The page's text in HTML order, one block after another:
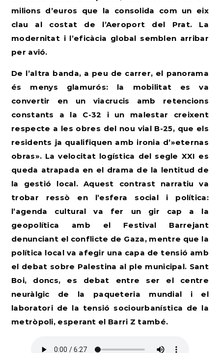
milions d’euros que la consolida com un eix
clau al costat de l’Aeroport del Prat. La
modernitat i l’eficàcia global semblen arribar
per avió.
De l’altra banda, a peu de carrer, el panorama
és menys glamurós: la mobilitat es va
convertir en un viacrucis amb retencions
constants a la C-32 i un malestar creixent
respecte a les obres del nou vial B-25, que els
residents ja qualifiquen amb ironia d’»eternas
obras». La velocitat logística del segle XXI es
queda atrapada en el drama de la lentitud de
la gestió local. Aquest contrast narratiu va
trobar ressò en l’esfera social i política:
l’agenda cultural va fer un gir cap a la
geopolítica amb el Festival Barrejant
denunciant el conflicte de Gaza, mentre que la
política local va afegir una capa de tensió amb
el debat sobre Palestina al ple municipal. Sant
Boi, doncs, es debat entre ser el centre
neuràlgic de la paqueteria mundial i el
laboratori de la tensió sociourbanística de la
metròpoli, esperant el Barri Z també.